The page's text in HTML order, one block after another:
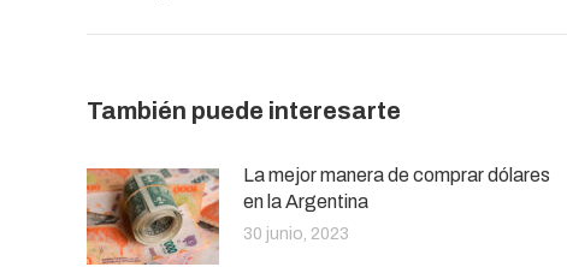
También puede interesarte
La mejor manera de comprar dólares
en la Argentina
30 junio, 2023